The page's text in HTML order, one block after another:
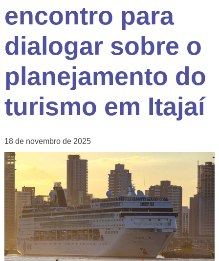
encontro para
dialogar sobre o
planejamento do
turismo em Itajaí
18 de novembro de 2025